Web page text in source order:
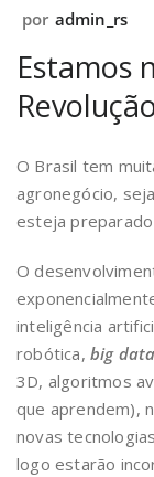
por admin_rs
Estamos
O Brasil tem
agronegócio,
esteja
O
inteligência
robótica, big data
3D, algoritmos
que aprendem),
novas
logo estarão